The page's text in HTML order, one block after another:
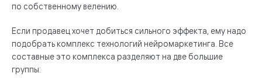
по собственному велению.
Если продавец хочет добиться сильного эффекта, ему надо
подобрать комплекс технологий нейромаркетинга. Все
составные это комплекса разделяют на две большие
группы: